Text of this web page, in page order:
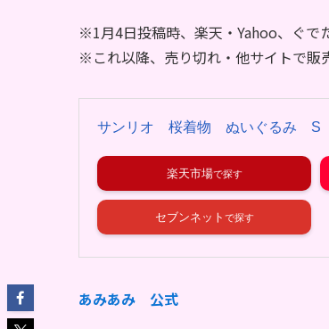
※1月4日投稿時、楽天・Yahoo、ぐで
※これ以降、売り切れ・他サイトで販
サンリオ 桜着物 ぬいぐるみ S
楽天市場
セブンネット
あみあみ 公式